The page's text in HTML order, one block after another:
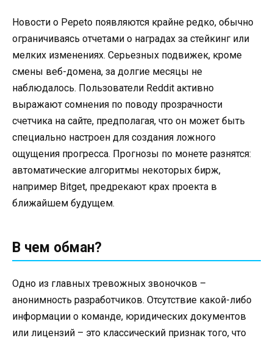
Новости о Pepeto появляются крайне редко, обычно
ограничиваясь отчетами о наградах за стейкинг или
мелких изменениях. Серьезных подвижек, кроме
смены веб-домена, за долгие месяцы не
наблюдалось. Пользователи Reddit активно
выражают сомнения по поводу прозрачности
счетчика на сайте, предполагая, что он может быть
специально настроен для создания ложного
ощущения прогресса. Прогнозы по монете разнятся:
автоматические алгоритмы некоторых бирж,
например Bitget, предрекают крах проекта в
ближайшем будущем.
В чем обман?
Одно из главных тревожных звоночков –
анонимность разработчиков. Отсутствие какой-либо
информации о команде, юридических документов
или лицензий – это классический признак того, что